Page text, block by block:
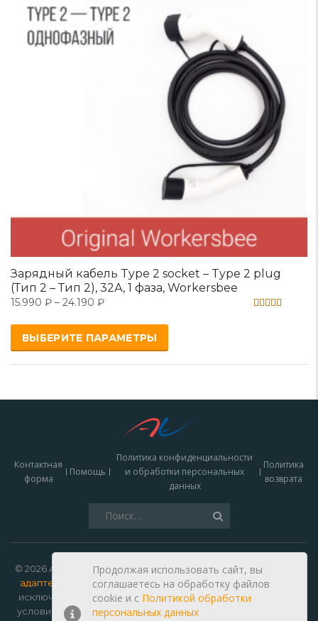
Зарядный кабель Type 2 socket – Type 2 plug
(Тип 2 – Тип 2), 32А, 1 фаза, Workersbee
15.990 ₽ – 24.190 ₽
ВЫБЕРИТЕ ПАРАМЕТРЫ
Контактная
форма
Помощь
Политика конфиденциальности
и обработки персональных
данных
Политика
возврата
© 2026 Autoelectro —зарядки для электромобилей, кабели,
адаптеры и запчасти купить в Москве. Данный сайт носит
исключительно информационный характер и ни при каких
условиях не является публичной офертой, определяемой
Продолжая использовать сайт, вы
соглашаетесь на обработку файлов
cookie и c Политикой обработки
персональных данных